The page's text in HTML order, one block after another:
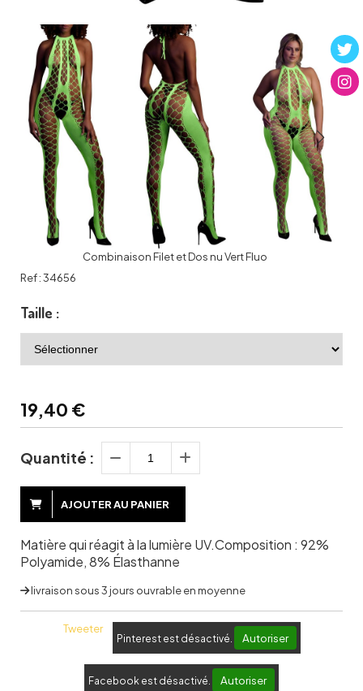
Combinaison Filet et Dos nu Vert Fluo
Ref :34656
Taille :
19,40 €
Quantité :
AJOUTER AU PANIER
Matière qui réagit à la lumière UV.Composition : 92%
Polyamide, 8% Élasthanne
livraison sous 3 jours ouvrable en moyenne
Tweeter
Pinterest est désactivé. Autoriser
Facebook est désactivé. Autoriser